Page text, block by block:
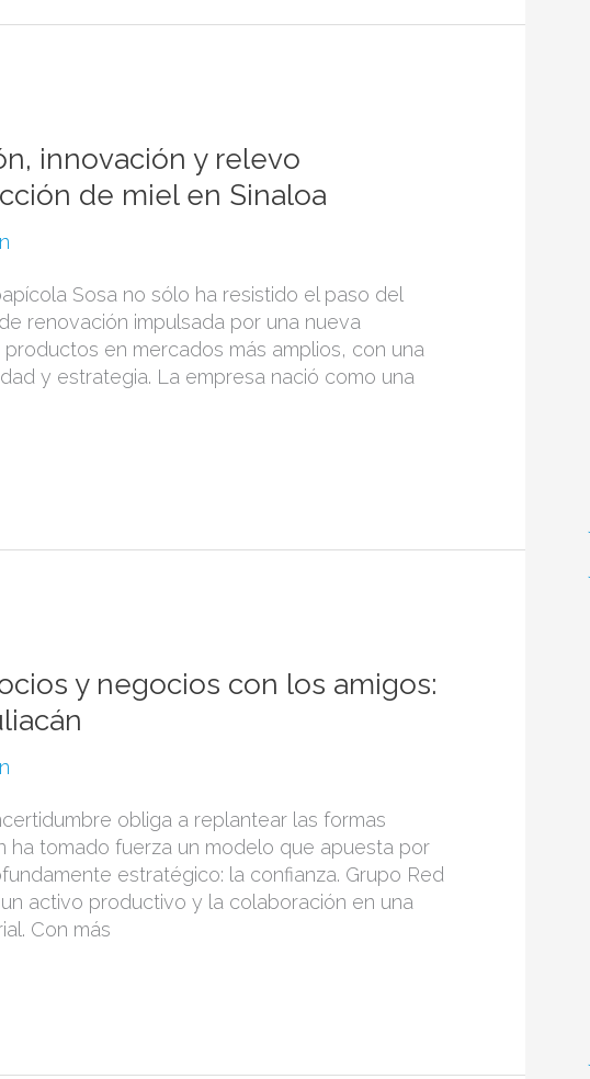
innovación y relevo
de miel en Sinaloa
Sosa no sólo ha resistido el paso del
renovación impulsada por una nueva
en mercados más amplios, con una
y estrategia. La empresa nació como una
y negocios con los amigos:
obliga a replantear las formas
ha tomado fuerza un modelo que apuesta por
estratégico: la confianza. Grupo Red
activo productivo y la colaboración en una
Con más